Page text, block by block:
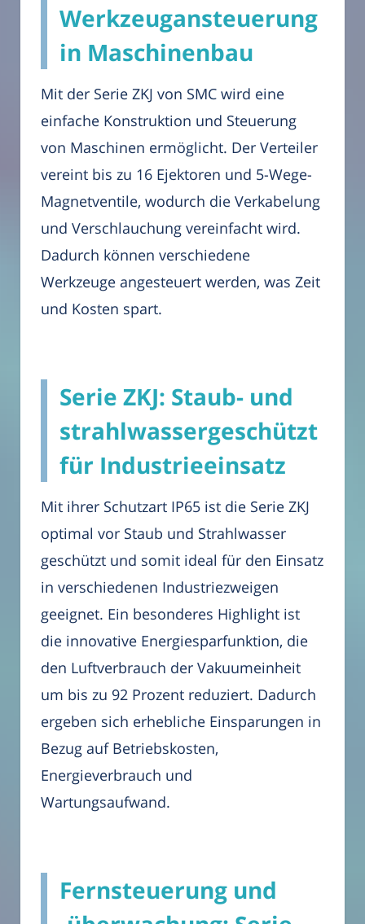
Werkzeugansteuerung
in Maschinenbau
Mit der Serie ZKJ von SMC wird eine
einfache Konstruktion und Steuerung
von Maschinen ermöglicht. Der Verteiler
vereint bis zu 16 Ejektoren und 5-Wege-
Magnetventile, wodurch die Verkabelung
und Verschlauchung vereinfacht wird.
Dadurch können verschiedene
Werkzeuge angesteuert werden, was Zeit
und Kosten spart.
Serie ZKJ: Staub- und
strahlwassergeschützt
für Industrieeinsatz
Mit ihrer Schutzart IP65 ist die Serie ZKJ
optimal vor Staub und Strahlwasser
geschützt und somit ideal für den Einsatz
in verschiedenen Industriezweigen
geeignet. Ein besonderes Highlight ist
die innovative Energiesparfunktion, die
den Luftverbrauch der Vakuumeinheit
um bis zu 92 Prozent reduziert. Dadurch
ergeben sich erhebliche Einsparungen in
Bezug auf Betriebskosten,
Energieverbrauch und
Wartungsaufwand.
Fernsteuerung und